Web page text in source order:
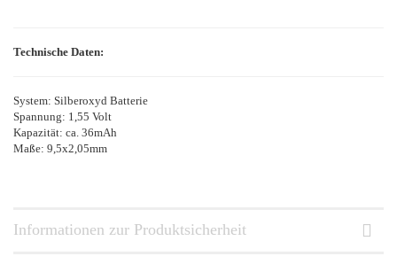
Technische Daten:
System: Silberoxyd Batterie
Spannung: 1,55 Volt
Kapazität: ca. 36mAh
Maße: 9,5x2,05mm
Informationen zur Produktsicherheit